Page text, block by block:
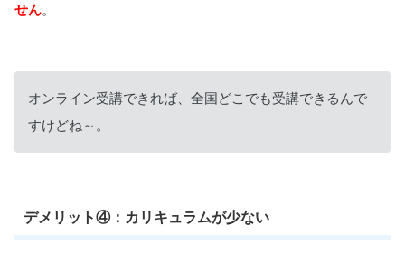
せん。
オンライン受講できれば、全国どこでも受講できるんで
すけどね～。
デメリット④：カリキュラムが少ない